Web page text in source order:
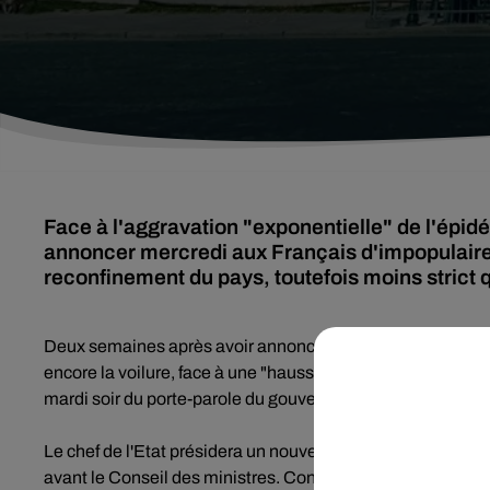
Face à l'aggravation "exponentielle" de
annoncer mercredi aux Français
reconfinement du pays, toutefois moins strict
Deux semaines après avoir annoncé le couvre-feu pour
encore la voilure, face à une "hausse exponentielle,
mardi soir du porte-parole du gouvernement Gabriel Attal.
Le chef de l'Etat présidera un nouveau Conseil de
avant le Conseil des ministres. Conjectures et rumeurs